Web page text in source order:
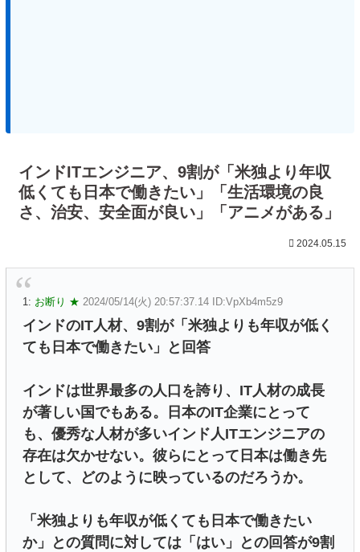
インドITエンジニア、9割が「米独より年収
低くても日本で働きたい」「生活環境の良
さ、治安、安全面が良い」「アニメがある」
2024.05.15
1: お断り ★ 2024/05/14(火) 20:57:37.14 ID:VpXb4m5z9
インドのIT人材、9割が「米独よりも年収が低く
ても日本で働きたい」と回答
インドは世界最多の人口を誇り、IT人材の成長
が著しい国でもある。日本のIT企業にとって
も、優秀な人材が多いインド人ITエンジニアの
存在は欠かせない。彼らにとって日本は働き先
として、どのように映っているのだろうか。
「米独よりも年収が低くても日本で働きたい
か」との質問に対しては「はい」との回答が9割